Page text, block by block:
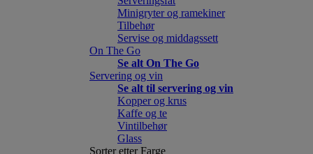
Minigryter og ramekiner
Tilbehør
Servise og middagssett
On The Go
Se alt On The Go
Servering og vin
Se alt til servering og vin
Kopper og krus
Kaffe og te
Vintilbehør
Glass
Sorter etter Farge